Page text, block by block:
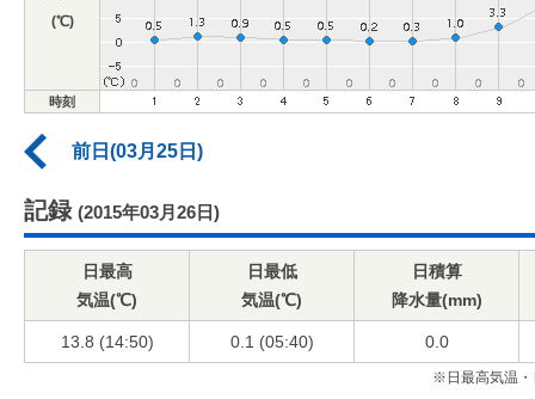
(℃)
時刻
前日(03月25日)
記録 (2015年03月26日)
日最高
気温(℃)
日最低
気温(℃)
日積算
降水量(mm)
13.8 (14:50) 0.1 (05:40) 0.0
※日最高気温・